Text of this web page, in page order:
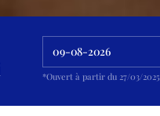
*Ouvert à partir du 27/03/2025